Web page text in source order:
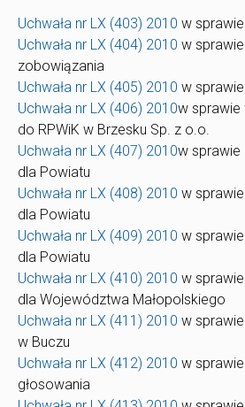
Uchwała nr LX (403) 2010 w
Uchwała nr LX (404) 2010 w
zobowiązania
Uchwała nr LX (405) 2010 w
Uchwała nr LX (406) 2010w sprawie
do RPWiK w Brzesku Sp. z o.o.
Uchwała nr LX (407) 2010w
dla Powiatu
Uchwała nr LX (408) 2010 w
dla Powiatu
Uchwała nr LX (409) 2010 w
dla Powiatu
Uchwała nr LX (410) 2010 w
dla Województwa Małopolskiego
Uchwała nr LX (411) 2010 w
w Buczu
Uchwała nr LX (412) 2010 w
głosowania